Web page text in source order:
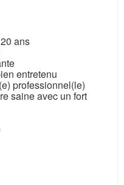
ans
entretenu
professionnel(le)
saine avec un fort